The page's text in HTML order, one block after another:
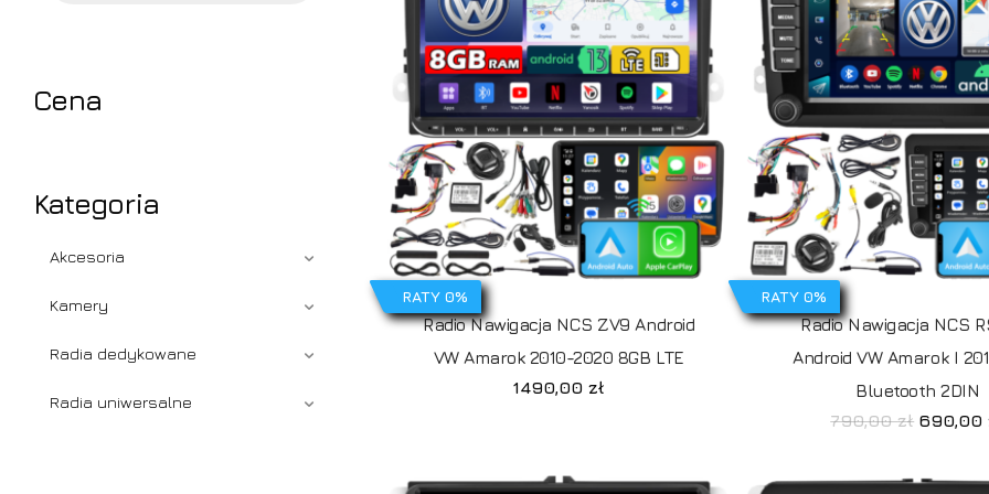
Cena
Kategoria
Akcesoria
Kamery
Radia dedykowane
Radia uniwersalne
RATY 0%
Radio Nawigacja NCS ZV9 Android
VW Amarok 2010-2020 8GB LTE
1490,00zł
RATY 0%
Radio Nawigacja NCS
Android VW Amarok I
Bluetooth 2DIN
790,00zł 690,00